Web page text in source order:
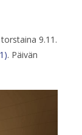
9.11.
. Päivän